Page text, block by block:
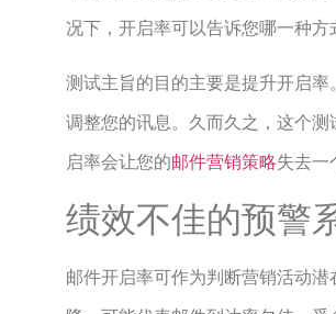
况下，开启率可以告诉您哪一种方
测试主旨的目的主要是提升开启
调整您的讯息。久而久之，这个
启率会让您的邮件营销策略失去一
绩效不佳的预警
邮件开启率可作为判断营销活动